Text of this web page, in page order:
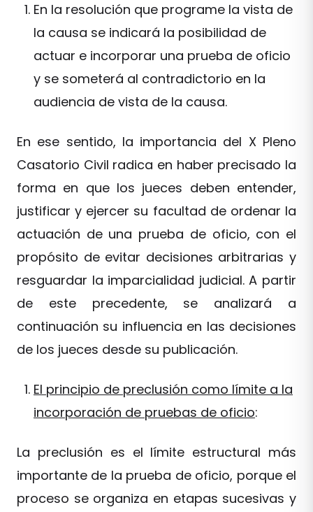
En la resolución que programe la vista de
la causa se indicará la posibilidad de
actuar e incorporar una prueba de oficio
y se someterá al contradictorio en la
audiencia de vista de la causa.
En ese sentido, la importancia del X Pleno
Casatorio Civil radica en haber precisado la
forma en que los jueces deben entender,
justificar y ejercer su facultad de ordenar la
actuación de una prueba de oficio, con el
propósito de evitar decisiones arbitrarias y
resguardar la imparcialidad judicial. A partir
de este precedente, se analizará a
continuación su influencia en las decisiones
de los jueces desde su publicación.
El principio de preclusión como límite a la
incorporación de pruebas de oficio:
La preclusión es el límite estructural más
importante de la prueba de oficio, porque el
proceso se organiza en etapas sucesivas y